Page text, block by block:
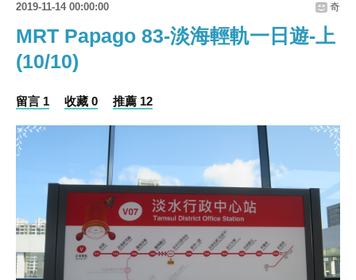
2019-11-14 00:00:00 奇
MRT Papago 83-淡海輕軌一日遊-上
(10/10)
留言 1 收藏 0 推薦 12